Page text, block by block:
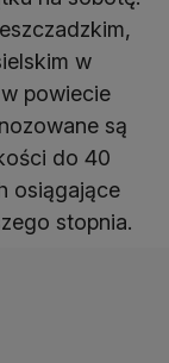
w
powiecie
są
do 40
osiągające
stopnia.